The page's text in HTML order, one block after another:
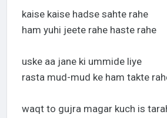
kaise kaise hadse sahte rahe
ham yuhi jeete rahe haste rahe
uske aa jane ki ummide liye
rasta mud-mud ke ham takte
waqt to gujra magar kuch is